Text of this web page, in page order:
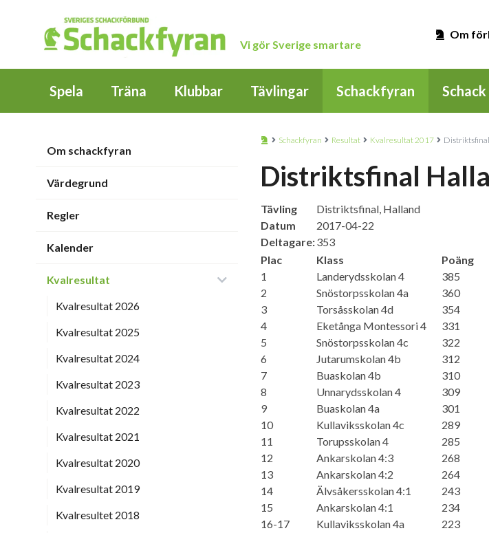
Vi gör Sverige smartare
Om
Spela Träna Klubbar Tävlingar Schackfyran
Om schackfyran
Värdegrund
Regler
Kalender
Kvalresultat
Kvalresultat 2026
Kvalresultat 2025
Kvalresultat 2024
Kvalresultat 2023
Kvalresultat 2022
Kvalresultat 2021
Kvalresultat 2020
Kvalresultat 2019
Kvalresultet 2018
Schackfyran Resultat Kvalresultat 2017
Distriktsfinal
Tävling
Distriktsfinal, Halland
Datum
2017-04-22
Deltagare:353
Plac
Klass
Poäng
1
Landerydsskolan 4
385
2
Snöstorpsskolan 4a
360
3
Torsåsskolan 4d
354
4
Eketånga Montessori 4
331
5
Snöstorpsskolan 4c
322
6
Jutarumskolan 4b
312
7
Buaskolan 4b
310
8
Unnarydsskolan 4
309
9
Buaskolan 4a
301
10
Kullaviksskolan 4c
289
11
Torupsskolan 4
285
12
Ankarskolan 4:3
268
13
Ankarskolan 4:2
264
14
Älvsåkersskolan 4:1
243
15
Ankarskolan 4:1
234
16-17
Kullaviksskolan 4a
223